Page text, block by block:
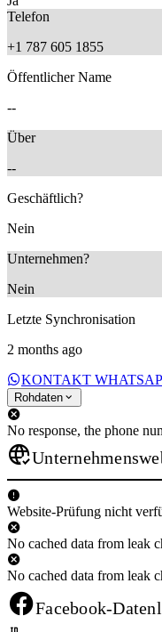
Telefon
+1 787 605 1855
Öffentlicher Name
--
Über
--
Geschäftlich?
Nein
Unternehmen?
Nein
Letzte Synchronisation
2 months ago
KONTAKT
Rohdaten
No response, the phone
Website-Prüfung nicht
No cached data from leak
No cached data from leak
Facebook-